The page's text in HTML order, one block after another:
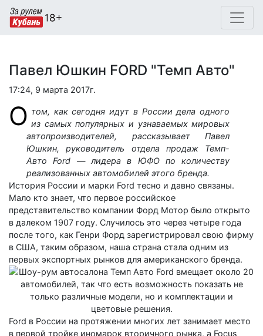
Павел Юшкин FORD "Темп Авто"
17:24, 9 марта 2017г.
О том, как сегодня идут в России дела одного
из самых популярных и узнаваемых мировых
автопроизводителей, рассказывает Павел
Юшкин, руководитель отдела продаж Темп-
Авто Ford — лидера в ЮФО по количеству
реализованных автомобилей этого бренда.
История России и марки Ford тесно и давно связаны.
Мало кто знает, что первое российское
представительство компании Форд Мотор было открыто
в далеком 1907 году. Случилось это через четыре года
после того, как Генри Форд зарегистрировал свою фирму
в США, таким образом, наша страна стала одним из
первых экспортных рынков для американского бренда.
Ford в России на протяжении многих лет занимает место
в первой тройке иномарок вторичного рынка, а Focus